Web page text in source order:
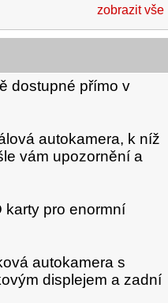
zobrazit vše
dostupné přímo v
autokamera, k níž
vám upozornění a
karty pro enormní
autokamera s
displejem a zadní